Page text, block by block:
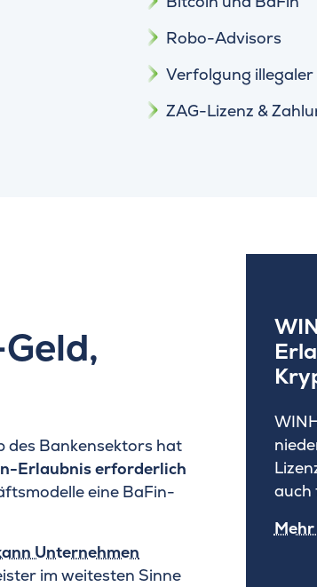
Robo-Advisors
Verfolgung
ZAG-Lizenz &
des Bankensektors hat
Erlaubnis erforderlich
eine BaFin-
Unternehmen
im weitesten Sinne
auch